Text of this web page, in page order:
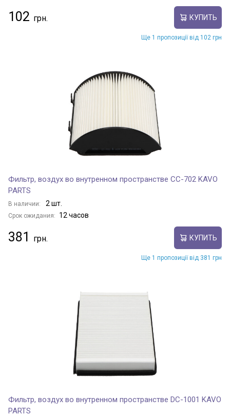
102 КУПИТЬ
Ще 1 пропозиції від 102 грн
Фильтр, воздух во внутренном пространстве CC-702 KAVO
PARTS
В наличии: 2 шт.
Срок ожидания: 12 часов
381 КУПИТЬ
Ще 1 пропозиції від 381 грн
Фильтр, воздух во внутренном пространстве DC-1001 KAVO
PARTS